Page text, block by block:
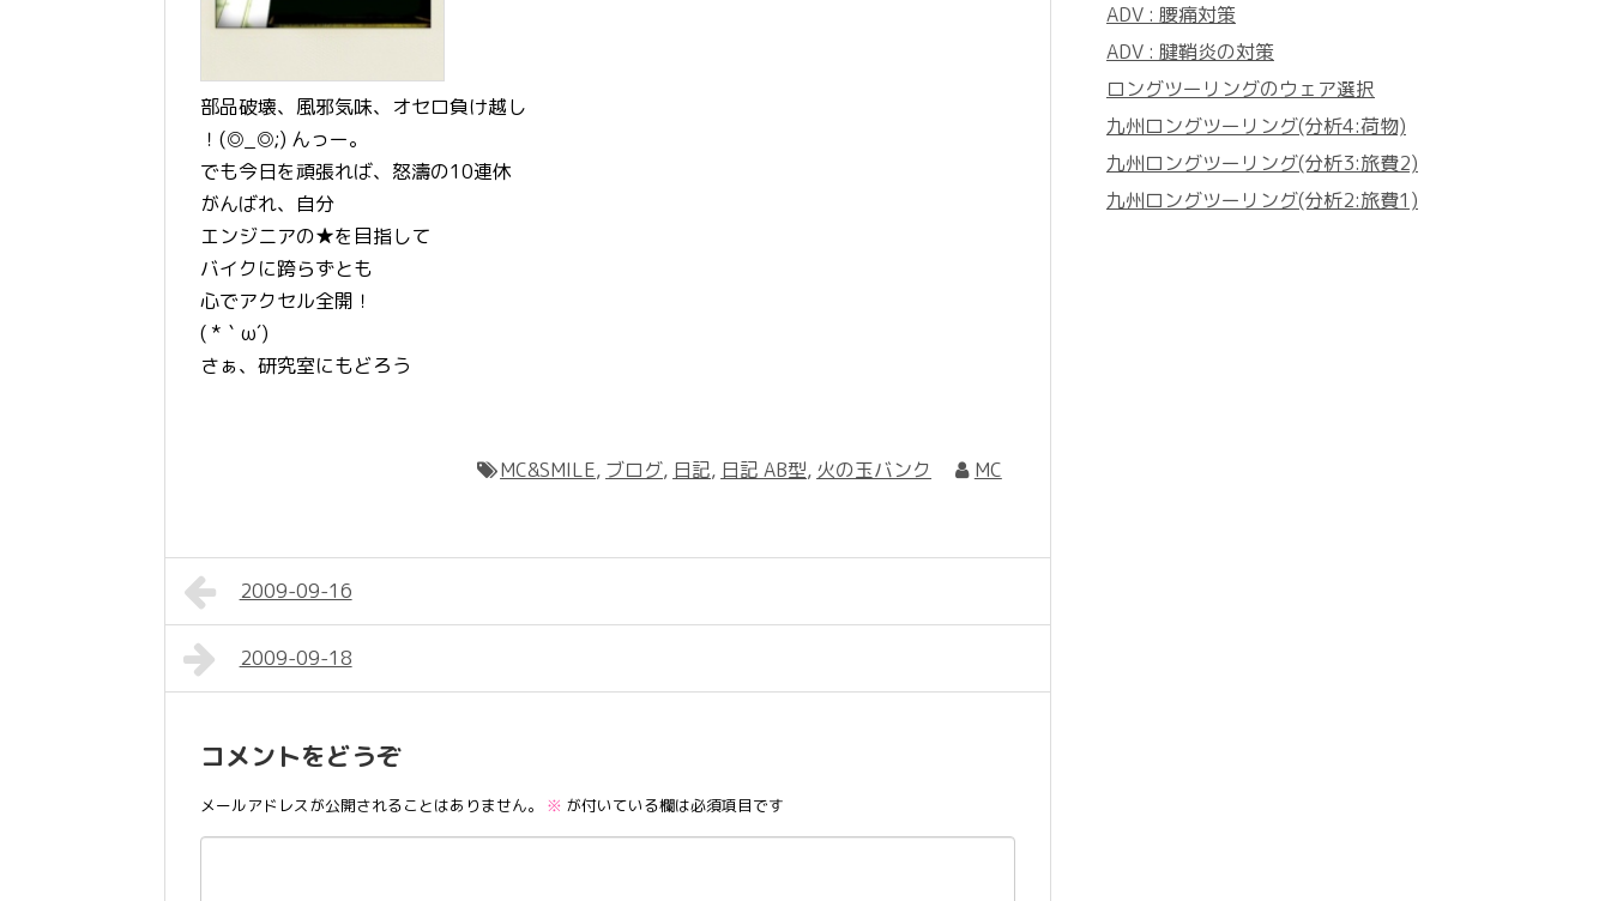
部品破壊、風邪気味、オセロ負け越し
！(◎_◎;) んっー。
でも今日を頑張れば、怒濤の10連休
がんばれ、自分
エンジニアの★を目指して
バイクに跨らずとも
心でアクセル全開！
( *｀ω´)
さぁ、研究室にもどろう
MC&SMILE, ブログ, 日記, 日記 AB型, 火の玉バンク MC
2009-09-16
2009-09-18
コメントをどうぞ
メールアドレスが公開されることはありません。 ※ が付いている欄は必須項目です
ADV : 腰痛対策
ADV : 腱鞘炎の対策
ロングツーリングのウェア選択
九州ロングツーリング(分析4:荷物)
九州ロングツーリング(分析3:旅費2)
九州ロングツーリング(分析2:旅費1)